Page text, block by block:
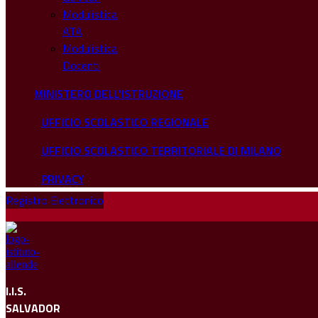
Modulistica
ATA
Modulistica
Docenti
MINISTERO DELL'ISTRUZIONE
UFFICIO SCOLASTICO REGIONALE
UFFICIO SCOLASTICO TERRITORIALE DI MILANO
PRIVACY
Registro Elettronico
I.I.S.
SALVADOR